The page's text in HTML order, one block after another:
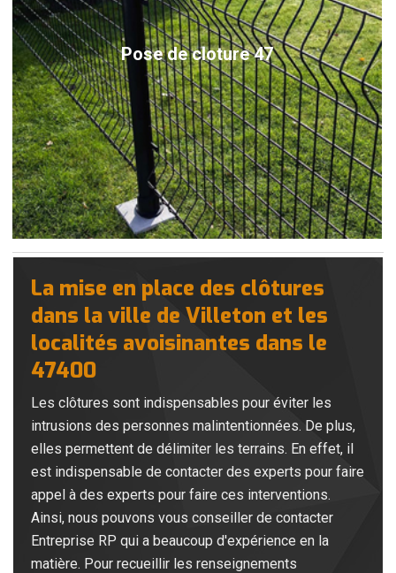
Pose de cloture 47
La mise en place des clôtures
dans la ville de Villeton et les
localités avoisinantes dans le
47400
Les clôtures sont indispensables pour éviter les
intrusions des personnes malintentionnées. De plus,
elles permettent de délimiter les terrains. En effet, il
est indispensable de contacter des experts pour faire
appel à des experts pour faire ces interventions.
Ainsi, nous pouvons vous conseiller de contacter
Entreprise RP qui a beaucoup d'expérience en la
matière. Pour recueillir les renseignements